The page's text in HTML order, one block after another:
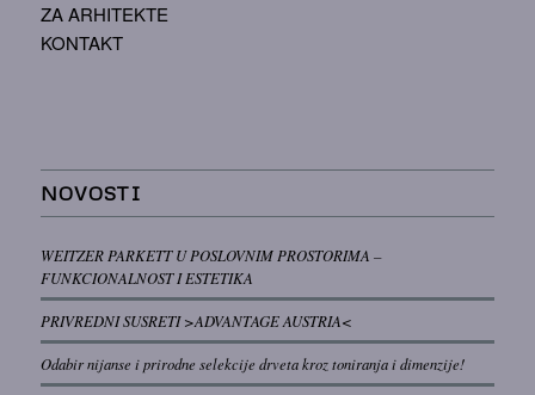
ZA ARHITEKTE
KONTAKT
NOVOSTI
WEITZER PARKETT U POSLOVNIM PROSTORIMA –
FUNKCIONALNOST I ESTETIKA
PRIVREDNI SUSRETI >ADVANTAGE AUSTRIA<
Odabir nijanse i prirodne selekcije drveta kroz toniranja i dimenzije!